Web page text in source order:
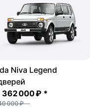
Niva Legend
362 000 ₽ *
000 ₽